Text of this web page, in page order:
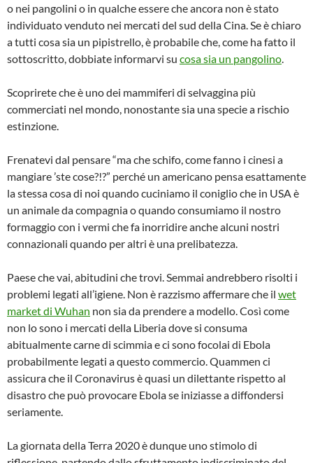
o nei pangolini o in qualche essere che ancora non è stato
individuato venduto nei mercati del sud della Cina. Se è chiaro
a tutti cosa sia un pipistrello, è probabile che, come ha fatto il
sottoscritto, dobbiate informarvi su cosa sia un pangolino.
Scoprirete che è uno dei mammiferi di selvaggina più
commerciati nel mondo, nonostante sia una specie a rischio
estinzione.
Frenatevi dal pensare “ma che schifo, come fanno i cinesi a
mangiare ’ste cose?!?” perché un americano pensa esattamente
la stessa cosa di noi quando cuciniamo il coniglio che in USA è
un animale da compagnia o quando consumiamo il nostro
formaggio con i vermi che fa inorridire anche alcuni nostri
connazionali quando per altri è una prelibatezza.
Paese che vai, abitudini che trovi. Semmai andrebbero risolti i
problemi legati all’igiene. Non è razzismo affermare che il wet
market di Wuhan non sia da prendere a modello. Così come
non lo sono i mercati della Liberia dove si consuma
abitualmente carne di scimmia e ci sono focolai di Ebola
probabilmente legati a questo commercio. Quammen ci
assicura che il Coronavirus è quasi un dilettante rispetto al
disastro che può provocare Ebola se iniziasse a diffondersi
seriamente.
La giornata della Terra 2020 è dunque uno stimolo di